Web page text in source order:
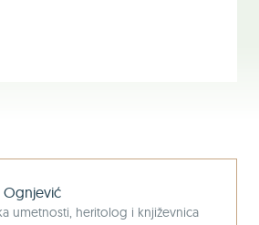
Ognjević
umetnosti, heritolog i književnica